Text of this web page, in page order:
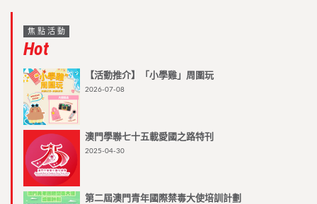
焦點活動
Hot
【活動推介】「小學雞」周圍玩
2026-07-08
澳門學聯七十五載愛國之路特刊
2025-04-30
第二屆澳門青年國際禁毒大使培訓計劃